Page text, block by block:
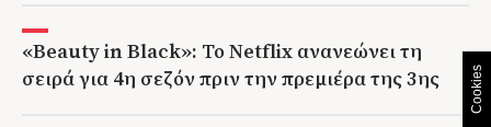
«Beauty in Black»: Το Netflix ανανεώνει τη
σειρά για 4η σεζόν πριν την πρεμιέρα της 3ης
Cookies